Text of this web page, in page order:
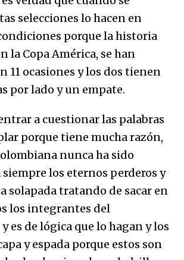
selecciones lo hacen en
porque la historia
la Copa América, se han
11 ocasiones y los dos tienen
por lado y un empate.
a cuestionar las palabras
porque tiene mucha razón,
nunca ha sido
los eternos perderos y
solapada tratando de sacar en
los integrantes del
es de lógica que lo hagan y los
y espada porque estos son